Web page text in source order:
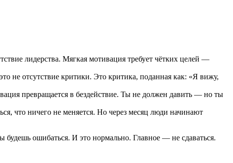
лидерства. Мягкая мотивация требует чётких целей —
не отсутствие критики. Это критика, поданная как: «Я вижу,
превращается в бездействие. Ты не должен давить — но ты
что ничего не меняется. Но через месяц люди начинают
ошибаться. И это нормально. Главное — не сдаваться.